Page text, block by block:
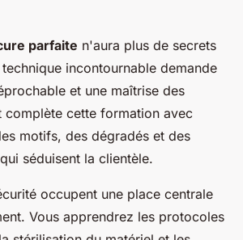
parfaite n'aura plus de secrets
incontournable demande
et une maîtrise des
complète cette formation avec
motifs, des dégradés et des
séduisent la clientèle.
occupent une place centrale
Vous apprendrez les protocoles